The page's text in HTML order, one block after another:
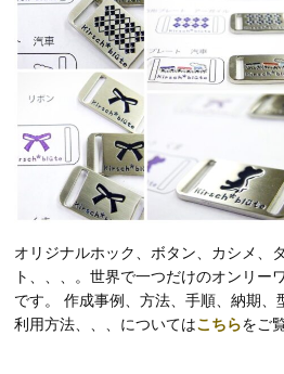
オリジナルホック、ボタン、カシメ、
ト、、、。世界で一つだけのオンリー
です。 作成事例、方法、手順、納期、
利用方法、、、についてはこちらをご